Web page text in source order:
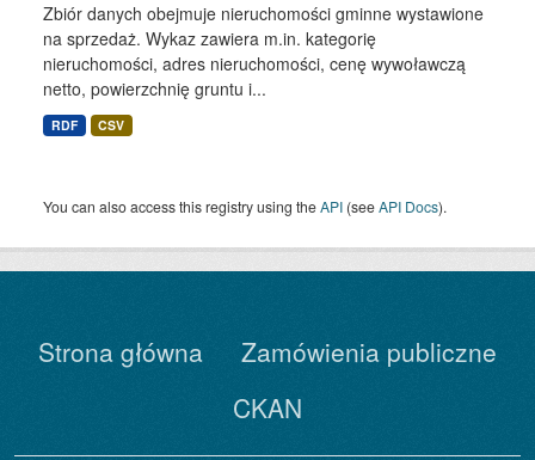
Zbiór danych obejmuje nieruchomości gminne wystawione
na sprzedaż. Wykaz zawiera m.in. kategorię
nieruchomości, adres nieruchomości, cenę wywoławczą
netto, powierzchnię gruntu i...
RDF CSV
You can also access this registry using theAPI (seeAPI Docs).
Strona główna
Zamówienia publiczne
CKAN